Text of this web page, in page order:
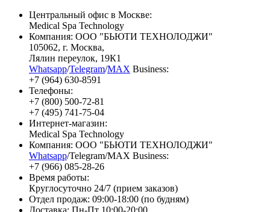
Центральный офис в Москве:
Medical Spa Technology
Компания: ООО "БЬЮТИ ТЕХНОЛОДЖИ"
105062, г. Москва,
Лялин переулок, 19К1
Whatsapp/Telegram/MAX Business:
+7 (964) 630-8591
Телефоны:
+7 (800) 500-72-81
+7 (495) 741-75-04
Интернет-магазин:
Medical Spa Technology
Компания: ООО "БЬЮТИ ТЕХНОЛОДЖИ"
Whatsapp/Telegram/MAX Business:
+7 (966) 085-28-26
Время работы:
Круглосуточно 24/7 (прием заказов)
Отдел продаж: 09:00-18:00 (по будням)
Доставка: Пн-Пт 10:00-20:00